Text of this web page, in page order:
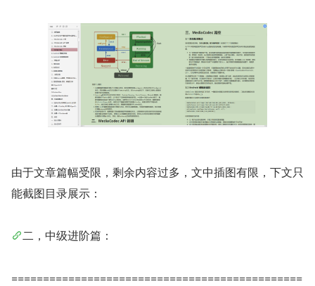
由于文章篇幅受限，剩余内容过多，文中插图有限，下文只
能截图目录展示：
二，中级进阶篇：
==============================================